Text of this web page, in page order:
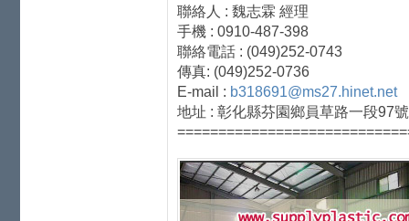
聯絡人 : 魏志霖 經理
手機 : 0910-487-398
聯絡電話 : (049)252-0743
傳真: (049)252-0736
E-mail : b318691@ms27.hinet.net
地址 : 彰化縣芬園鄉員草路一段97號